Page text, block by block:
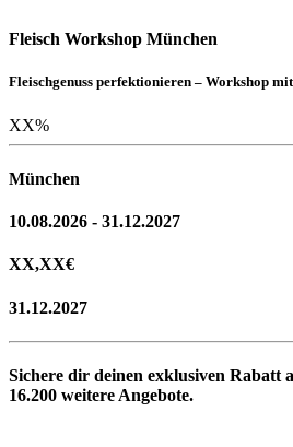
Fleisch Workshop München
Fleischgenuss perfektionieren – Workshop
XX%
München
10.08.2026 - 31.12.2027
XX,XX€
31.12.2027
Sichere dir deinen exklusiven Rabatt
16.200 weitere Angebote.